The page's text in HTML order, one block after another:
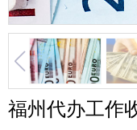
福州代办工作